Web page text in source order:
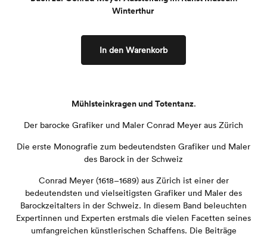
Winterthur
In den Warenkorb
Mühlsteinkragen und Totentanz.
Der barocke Grafiker und Maler Conrad Meyer aus Zürich
Die erste Monografie zum bedeutendsten Grafiker und Maler
des Barock in der Schweiz
Conrad Meyer (1618–1689) aus Zürich ist einer der
bedeutendsten und vielseitigsten Grafiker und Maler des
Barockzeitalters in der Schweiz. In diesem Band beleuchten
Expertinnen und Experten erstmals die vielen Facetten seines
umfangreichen künstlerischen Schaffens. Die Beiträge